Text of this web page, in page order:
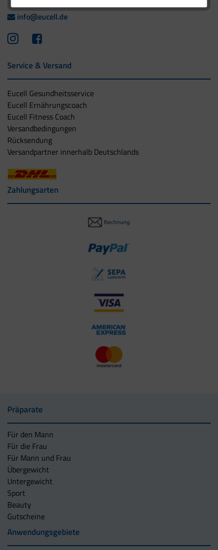
info@eucell.de
Service & Versand
Eucell Gesundheitsservice
Eucell Ernährungscoach
Eucell Fitness Coach
Versandbedingungen
Rücksendung
Versandpartner innerhalb Deutschlands
Zahlungsarten
Präparate
Für den Mann
Für die Frau
Für Mann und Frau
Übergewicht
Untergewicht
Sport
Beauty
Gutscheine
Anwendungsgebiete